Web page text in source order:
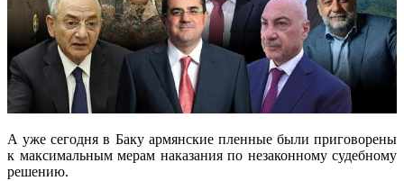
А уже сегодня в Баку армянские пленные были приговорены
к максимальным мерам наказания по незаконному судебному
решению.